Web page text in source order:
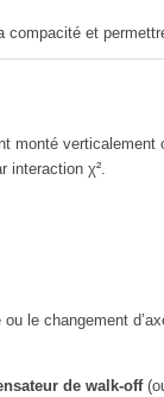
compacité et
monté verticalement
interaction χ².
le changement
de walk-off